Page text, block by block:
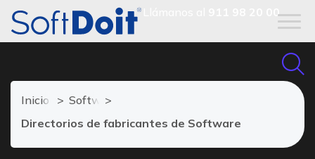
911 98 20 00
Inicio
Software Gestión de Gastos
Directorios de fabricantes de Software